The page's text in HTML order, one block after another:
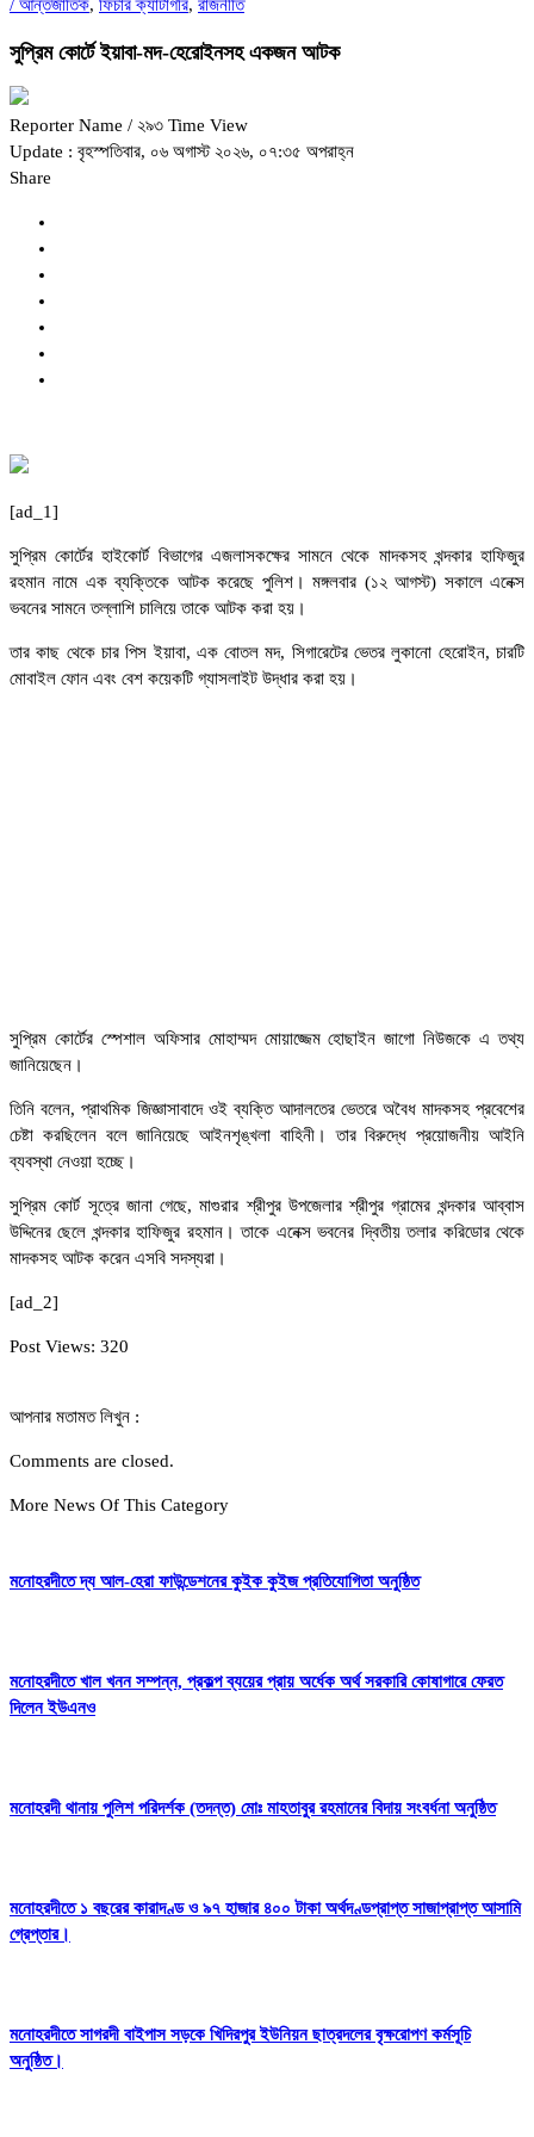
/ আন্তর্জাতিক, ফিচার ক্যাটাগরি, রাজনীতি
সুপ্রিম কোর্টে ইয়াবা-মদ-হেরোইনসহ একজন আটক
Reporter Name / ২৯৩ Time View
Update : বৃহস্পতিবার, ০৬ অগাস্ট ২০২৬, ০৭:৩৫ অপরাহ্ন
Share
[ad_1]
সুপ্রিম কোর্টের হাইকোর্ট বিভাগের এজলাসকক্ষের সামনে থেকে মাদকসহ খন্দকার হাফিজুর
রহমান নামে এক ব্যক্তিকে আটক করেছে পুলিশ। মঙ্গলবার (১২ আগস্ট) সকালে এনেক্স
ভবনের সামনে তল্লাশি চালিয়ে তাকে আটক করা হয়।
তার কাছ থেকে চার পিস ইয়াবা, এক বোতল মদ, সিগারেটের ভেতর লুকানো হেরোইন, চারটি
মোবাইল ফোন এবং বেশ কয়েকটি গ্যাসলাইট উদ্ধার করা হয়।
সুপ্রিম কোর্টের স্পেশাল অফিসার মোহাম্মদ মোয়াজ্জেম হোছাইন জাগো নিউজকে এ তথ্য
জানিয়েছেন।
তিনি বলেন, প্রাথমিক জিজ্ঞাসাবাদে ওই ব্যক্তি আদালতের ভেতরে অবৈধ মাদকসহ প্রবেশের
চেষ্টা করছিলেন বলে জানিয়েছে আইনশৃঙ্খলা বাহিনী। তার বিরুদ্ধে প্রয়োজনীয় আইনি
ব্যবস্থা নেওয়া হচ্ছে।
সুপ্রিম কোর্ট সূত্রে জানা গেছে, মাগুরার শ্রীপুর উপজেলার শ্রীপুর গ্রামের খন্দকার আব্বাস
উদ্দিনের ছেলে খন্দকার হাফিজুর রহমান। তাকে এনেক্স ভবনের দ্বিতীয় তলার করিডোর থেকে
মাদকসহ আটক করেন এসবি সদস্যরা।
[ad_2]
Post Views: 320
আপনার মতামত লিখুন :
Comments are closed.
More News Of This Category
মনোহরদীতে দ্য আল-হেরা ফাউন্ডেশনের কুইক কুইজ প্রতিযোগিতা অনুষ্ঠিত
মনোহরদীতে খাল খনন সম্পন্ন, প্রকল্প ব্যয়ের প্রায় অর্ধেক অর্থ সরকারি কোষাগারে ফেরত
দিলেন ইউএনও
মনোহরদী থানায় পুলিশ পরিদর্শক (তদন্ত) মোঃ মাহতাবুর রহমানের বিদায় সংবর্ধনা অনুষ্ঠিত
মনোহরদীতে ১ বছরের কারাদণ্ড ও ৯৭ হাজার ৪০০ টাকা অর্থদণ্ডপ্রাপ্ত সাজাপ্রাপ্ত আসামি
গ্রেপ্তার।
মনোহরদীতে সাগরদী বাইপাস সড়কে খিদিরপুর ইউনিয়ন ছাত্রদলের বৃক্ষরোপণ কর্মসূচি
অনুষ্ঠিত।